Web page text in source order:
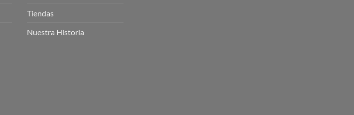
Tiendas
Nuestra Historia